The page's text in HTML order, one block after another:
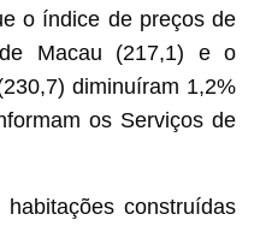
o índice de preços de
Macau (217,1) e o
diminuíram 1,2%
os Serviços de
construídas